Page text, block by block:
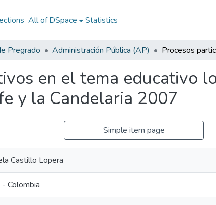
All of DSpace Statistics
Pregrado Administración Pública (AP)
en el tema educativo
y la Candelaria 2007
Simple item page
Castillo Lopera
Colombia